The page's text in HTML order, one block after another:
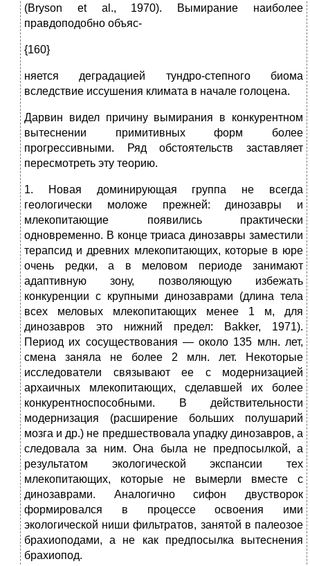
(Bryson et al., 1970). Вымирание наиболее
правдоподобно объяс-
{160}
няется деградацией тундро-степного биома
вследствие иссушения климата в начале голоцена.
Дарвин видел причину вымирания в конкурентном
вытеснении примитивных форм более
прогрессивными. Ряд обстоятельств заставляет
пересмотреть эту теорию.
1. Новая доминирующая группа не всегда
геологически моложе прежней: динозавры и
млекопитающие появились практически
одновременно. В конце триаса динозавры заместили
терапсид и древних млекопитающих, которые в юре
очень редки, а в меловом периоде занимают
адаптивную зону, позволяющую избежать
конкуренции с крупными динозаврами (длина тела
всех меловых млекопитающих менее 1 м, для
динозавров это нижний предел: Bakker, 1971).
Период их сосуществования — около 135 млн. лет,
смена заняла не более 2 млн. лет. Некоторые
исследователи связывают ее с модернизацией
архаичных млекопитающих, сделавшей их более
конкурентноспособными. В действительности
модернизация (расширение больших полушарий
мозга и др.) не предшествовала упадку динозавров, а
следовала за ним. Она была не предпосылкой, а
результатом экологической экспансии тех
млекопитающих, которые не вымерли вместе с
динозаврами. Аналогично сифон двустворок
формировался в процессе освоения ими
экологической ниши фильтратов, занятой в палеозое
брахиоподами, а не как предпосылка вытеснения
брахиопод.